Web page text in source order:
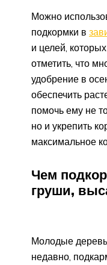
Можно
подкормки в
и целей,
отметить, что
удобрение в
обеспечить
помочь ему не
но и укрепить
максимальное
Чем
груши,
Молодые
недавно,